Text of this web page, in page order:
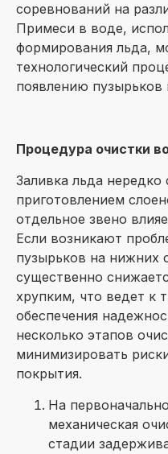
соревнований на
Примеси в воде,
формирования льда,
технологический
появлению пузырьков
Процедура очистки
Заливка льда нередко
приготовлением
отдельное звено
Если возникают
пузырьков на нижних
существенно
хрупким, что ведет к
обеспечения
несколько этапов
минимизировать
покрытия.
На
механическая
стадии